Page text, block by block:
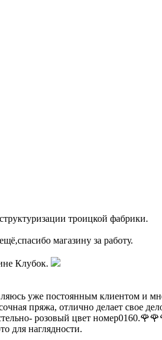
троицкой фабрики.
магазину за работу.
Клубок.
уже постоянным клиентом и
пряжа, отлично делает свое
розовый цвет
для наглядности.